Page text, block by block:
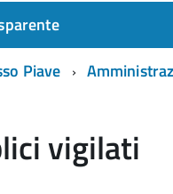
Piave
vigilati